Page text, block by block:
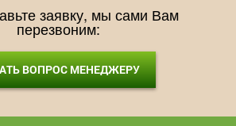
заявку, мы сами Вам
перезвоним:
ВОПРОС МЕНЕДЖЕРУ